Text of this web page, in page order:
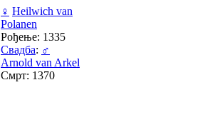
♀ Heilwich van
Polanen
Рођење: 1335
Свадба: ♂
Arnold van Arkel
Смрт: 1370